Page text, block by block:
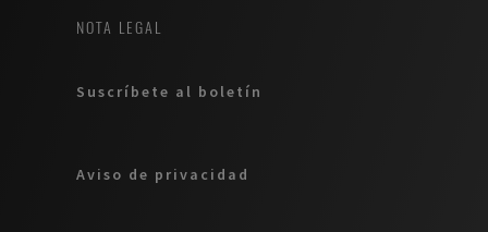
NOTA LEGAL
Suscríbete al boletín
Aviso de privacidad